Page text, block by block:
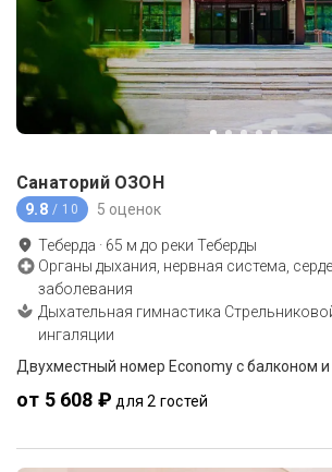
Санаторий ОЗОН
9.8 / 10 5 оценок
Теберда · 65 м до реки Теберды
Органы дыхания, нервная система,
заболевания
Дыхательная гимнастика
ингаляции
от 5 608 ₽ для 2 гостей